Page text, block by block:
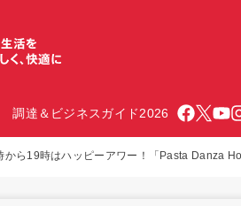
調達＆ビジネスガイド2026
ら19時はハッピーアワー！「Pasta Danza